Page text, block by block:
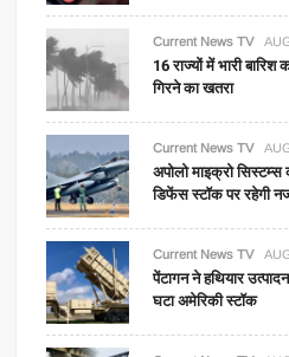
Current News TV
16 राज्यों में भारी
गिरने का खतरा
Current News TV
अपोलो माइक्रो सिस्टम्स
डिफेंस स्टॉक पर रहेगी
Current News TV
पेंटागन ने हथियार
घटा अमेरिकी स्टॉक